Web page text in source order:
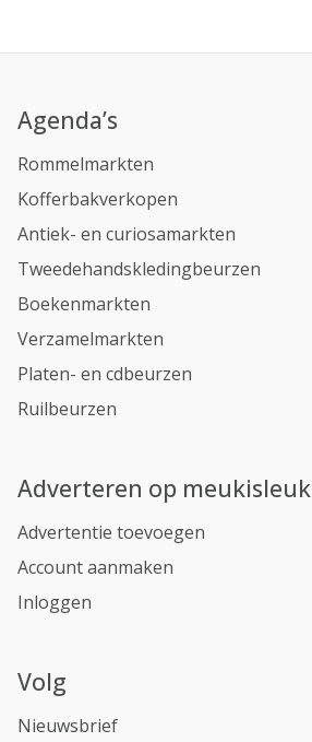
Agenda’s
Rommelmarkten
Kofferbakverkopen
Antiek- en curiosamarkten
Tweedehandskledingbeurzen
Boekenmarkten
Verzamelmarkten
Platen- en cdbeurzen
Ruilbeurzen
Adverteren op meukisleuk
Advertentie toevoegen
Account aanmaken
Inloggen
Volg
Nieuwsbrief